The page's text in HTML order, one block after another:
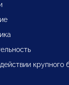
крупного